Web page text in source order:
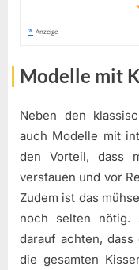
* Anzeige
Modelle mit
Neben den
auch Modelle mit
den Vorteil, dass
verstauen und vor
Zudem ist das
noch selten nötig.
darauf achten,
die gesamten